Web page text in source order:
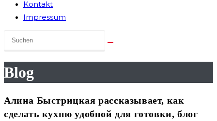
Kontakt
Impressum
Blog
Алина Быстрицкая рассказывает, как
сделать кухню удобной для готовки, блог